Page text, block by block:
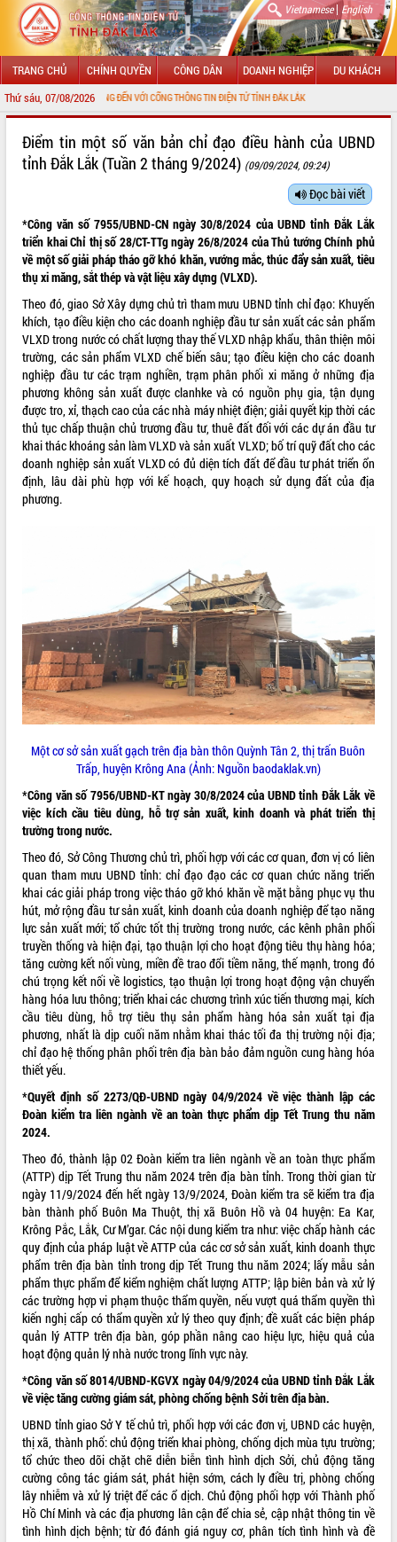
Vietnamese| English
TRANG CHỦ CHÍNH QUYỀN CÔNG DÂN DOANH NGHIỆP DU KHÁCH
Thứ sáu, 07/08/2026
CHÀO MỪNG ĐẾN VỚI CỔNG THÔNG TIN ĐIỆN TỬ TỈNH ĐẮK LẮK
LÃNH ĐẠO UBND TỈNH
SỞ, BAN, NGÀNH
UBND CÁC XÃ, PHƯỜNG
THÔNG TIN CHỈ ĐẠO ĐIỀU HÀNH
HỆ THỐNG VĂN BẢN
VĂN BẢN HĐND TỈNH
ĐIỂM TIN VĂN BẢN
QUY HOẠCH - KẾ HOẠCH
VIDEO
Không có file video nào để phát.
ALBUM ẢNH
LIÊN KẾT WEB
THỐNG KÊ TRUY CẬP
Hôm nay: 4754
Tất cả: 66050077
Điểm tin một số văn bản chỉ đạo điều hành của UBND
tỉnh Đắk Lắk (Tuần 2 tháng 9/2024) (09/09/2024, 09:24)
Đọc bài viết
*Công văn số 7955/UBND-CN ngày 30/8/2024 của UBND tỉnh Đắk Lắk
triển khai Chỉ thị số 28/CT-TTg ngày 26/8/2024 của Thủ tướng Chính phủ
về một số giải pháp tháo gỡ khó khăn, vướng mắc, thúc đẩy sản xuất, tiêu
thụ xi măng, sắt thép và vật liệu xây dựng (VLXD).
Theo đó, giao Sở Xây dựng chủ trì tham mưu UBND tỉnh chỉ đạo: Khuyến
khích, tạo điều kiện cho các doanh nghiệp đầu tư sản xuất các sản phẩm
VLXD trong nước có chất lượng thay thế VLXD nhập khẩu, thân thiện môi
trường, các sản phẩm VLXD chế biến sâu; tạo điều kiện cho các doanh
nghiệp đầu tư các trạm nghiền, trạm phân phối xi măng ở những địa
phương không sản xuất được clanhke và có nguồn phụ gia, tận dụng
được tro, xỉ, thạch cao của các nhà máy nhiệt điện; giải quyết kịp thời các
thủ tục chấp thuận chủ trương đầu tư, thuê đất đối với các dự án đầu tư
khai thác khoáng sản làm VLXD và sản xuất VLXD; bố trí quỹ đất cho các
doanh nghiệp sản xuất VLXD có đủ diện tích đất để đầu tư phát triển ổn
định, lâu dài phù hợp với kế hoạch, quy hoạch sử dụng đất của địa
phương.
Một cơ sở sản xuất gạch trên địa bàn thôn Quỳnh Tân 2, thị trấn Buôn
Trấp, huyện Krông Ana (Ảnh: Nguồn baodaklak.vn)
*Công văn số 7956/UBND-KT ngày 30/8/2024 của UBND tỉnh Đắk Lắk về
việc kích cầu tiêu dùng, hỗ trợ sản xuất, kinh doanh và phát triển thị
trường trong nước.
Theo đó, Sở Công Thương chủ trì, phối hợp với các cơ quan, đơn vị có liên
quan tham mưu UBND tỉnh: chỉ đạo đạo các cơ quan chức năng triển
khai các giải pháp trong việc tháo gỡ khó khăn về mặt bằng phục vụ thu
hút, mở rộng đầu tư sản xuất, kinh doanh của doanh nghiệp để tạo năng
lực sản xuất mới; tổ chức tốt thị trường trong nước, các kênh phân phối
truyền thống và hiện đại, tạo thuận lợi cho hoạt động tiêu thụ hàng hóa;
tăng cường kết nối vùng, miền đề trao đổi tiềm năng, thế mạnh, trong đó
chú trọng kết nối về logistics, tạo thuận lợi trong hoạt động vận chuyển
hàng hóa lưu thông; triển khai các chương trình xúc tiến thương mại, kích
cầu tiêu dùng, hỗ trợ tiêu thụ sản phẩm hàng hóa sản xuất tại địa
phương, nhất là dịp cuối năm nhằm khai thác tối đa thị trường nội địa;
chỉ đạo hệ thống phân phối trên địa bàn bảo đảm nguồn cung hàng hóa
thiết yếu.
*Quyết định số 2273/QĐ-UBND ngày 04/9/2024 về việc thành lập các
Đoàn kiểm tra liên ngành về an toàn thực phẩm dịp Tết Trung thu năm
2024.
Theo đó, thành lập 02 Đoàn kiểm tra liên ngành về an toàn thực phẩm
(ATTP) dịp Tết Trung thu năm 2024 trên địa bàn tỉnh. Trong thời gian từ
ngày 11/9/2024 đến hết ngày 13/9/2024, Đoàn kiểm tra sẽ kiểm tra địa
bàn thành phố Buôn Ma Thuột, thị xã Buôn Hồ và 04 huyện: Ea Kar,
Krông Pắc, Lắk, Cư M’gar. Các nội dung kiểm tra như: việc chấp hành các
quy định của pháp luật về ATTP của các cơ sở sản xuất, kinh doanh thực
phẩm trên địa bàn tỉnh trong dịp Tết Trung thu năm 2024; lấy mẫu sản
phẩm thực phẩm để kiểm nghiệm chất lượng ATTP; lập biên bản và xử lý
các trường hợp vi phạm thuộc thẩm quyền, nếu vượt quá thẩm quyền thì
kiến nghị cấp có thẩm quyền xử lý theo quy định; đề xuất các biện pháp
quản lý ATTP trên địa bàn, góp phần nâng cao hiệu lực, hiệu quả của
hoạt động quản lý nhà nước trong lĩnh vực này.
*Công văn số 8014/UBND-KGVX ngày 04/9/2024 của UBND tỉnh Đắk Lắk
về việc tăng cường giám sát, phòng chống bệnh Sởi trên địa bàn.
UBND tỉnh giao Sở Y tế chủ trì, phối hợp với các đơn vị, UBND các huyện,
thị xã, thành phố: chủ động triển khai phòng, chống dịch mùa tựu trường;
tổ chức theo dõi chặt chẽ diễn biễn tình hình dịch Sởi, chủ động tăng
cường công tác giám sát, phát hiện sớm, cách ly điều trị, phòng chống
lây nhiễm và xử lý triệt để các ổ dịch. Chủ động phối hợp với Thành phố
Hồ Chí Minh và các địa phương lân cận để chia sẻ, cập nhật thông tin về
tình hình dịch bệnh; từ đó đánh giá nguy cơ, phân tích tình hình và đề